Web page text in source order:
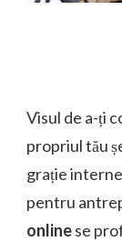
Visul de a-ți
propriul tău
grație
pentru
onlinese